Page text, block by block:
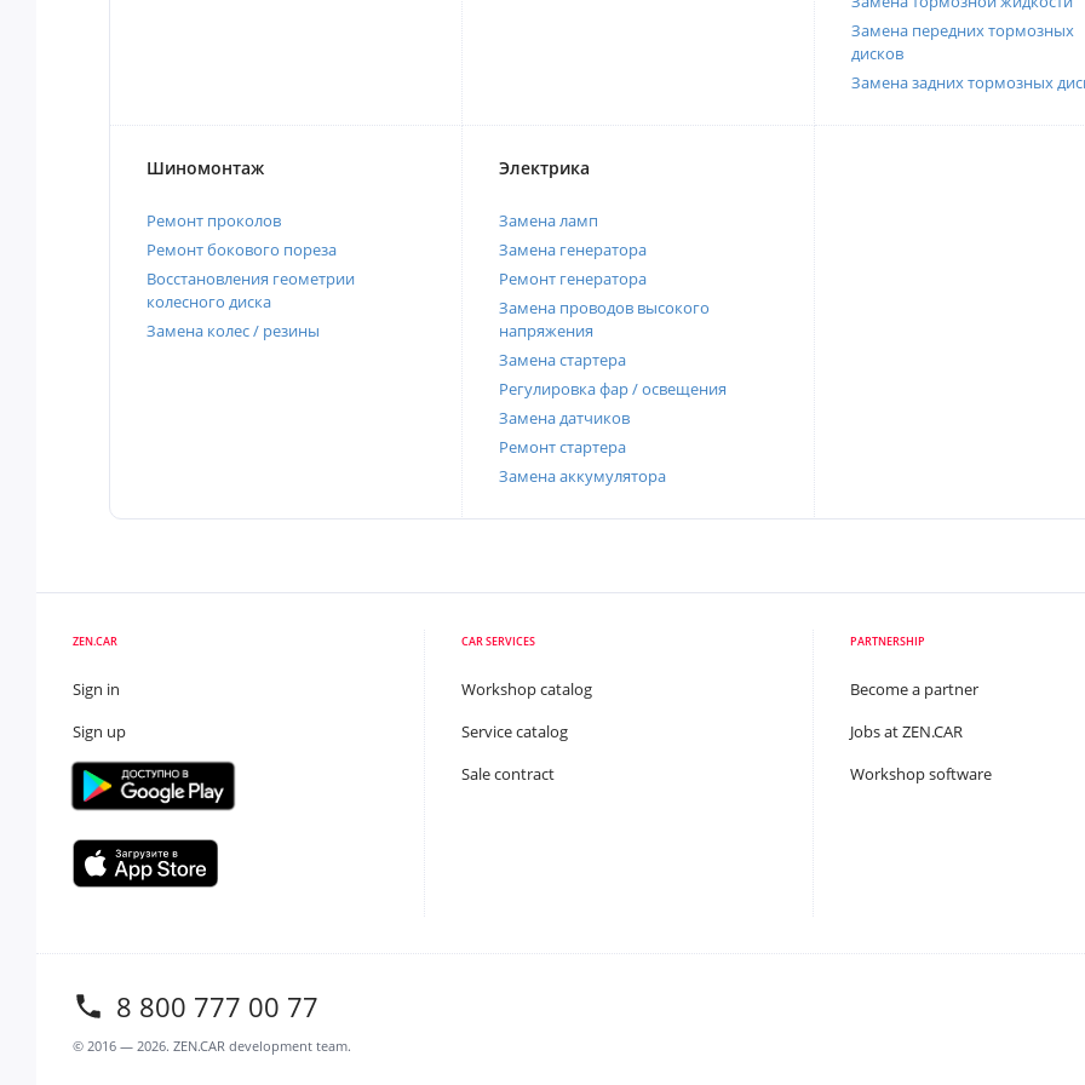
Замена передних тормозных
дисков
Замена задних тормозных
Шиномонтаж
Ремонт проколов
Ремонт бокового пореза
Восстановления геометрии
колесного диска
Замена колес / резины
Электрика
Замена ламп
Замена генератора
Ремонт генератора
Замена проводов высокого
напряжения
Замена стартера
Регулировка фар / освещения
Замена датчиков
Ремонт стартера
Замена аккумулятора
ZEN.CAR
Sign in
Sign up
CAR SERVICES
Workshop catalog
Service catalog
Sale contract
PARTNERSHIP
Become a partner
Jobs at ZEN.CAR
Workshop software
8 800 777 00 77
© 2016 — 2026. ZEN.CAR development team.